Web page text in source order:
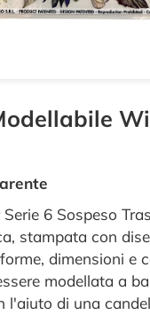
6 Sospeso
stampata con
dimensioni e
modellata a
l'aiuto di una